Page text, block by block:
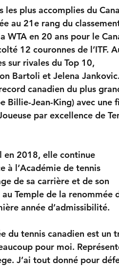
les plus accomplies du
au 21e rang du
WTA en 20 ans pour le
12 couronnes de l’ITF.
sur rivales du Top 10,
Bartoli et Jelena Jankovic.
canadien du plus
Billie-Jean-King) avec une
par excellence de
en 2018, elle continue
à l’Académie de tennis
de sa carrière et de son
Temple de la renommée
année d’admissibilité.
du tennis canadien est un
pour moi.
J’ai tout donné pour